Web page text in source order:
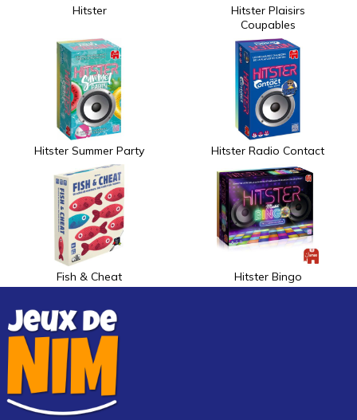
Hitster
Hitster Plaisirs
Coupables
Hitster Summer Party Hitster Radio Contact
Fish & Cheat Hitster Bingo